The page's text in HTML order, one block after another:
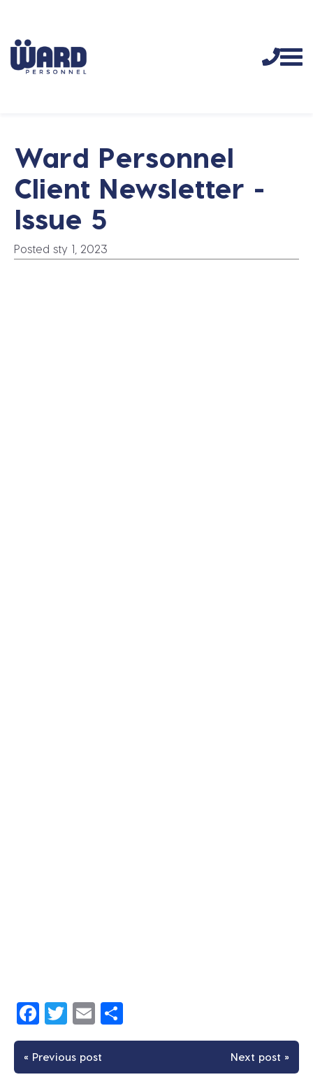
Ward Personnel
Client Newsletter -
Issue 5
Posted sty 1, 2023
Facebook
Twitter
Email
« Previous post Next post »